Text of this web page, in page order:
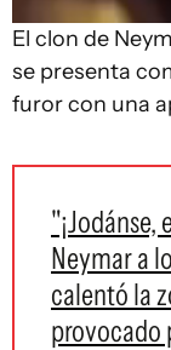
El clon de
se presenta
furor con una
Neymar a
calentó la
provocado